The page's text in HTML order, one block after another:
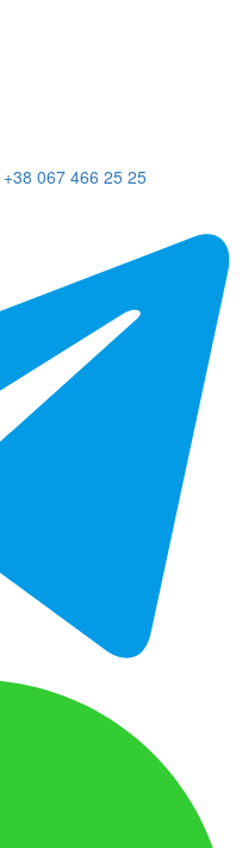
+38 067 466 25 25